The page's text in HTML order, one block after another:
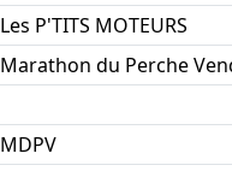
Les P'TITS MOTEURS
Marathon du Perche
MDPV